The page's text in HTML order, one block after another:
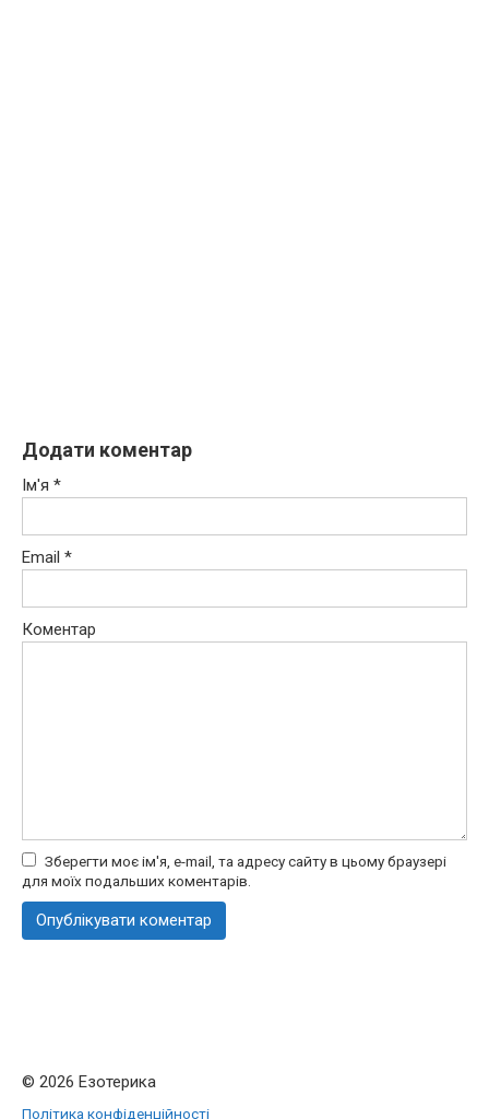
Додати коментар
Ім'я *
Email *
Коментар
Зберегти моє ім'я, e-mail, та адресу сайту в цьому браузері
для моїх подальших коментарів.
© 2026 Езотерика
Політика конфіденційності